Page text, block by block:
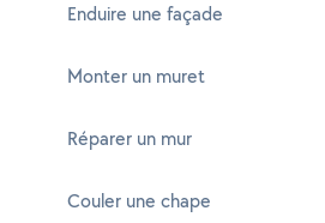
Enduire une façade
Monter un muret
Réparer un mur
Couler une chape